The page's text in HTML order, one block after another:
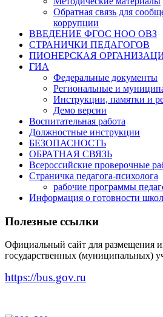
Обратная связь для
коррупции
ВВЕДЕНИЕ ФГОС НОО ОВЗ
СТРАНИЧКИ ПЕДАГОГОВ
ПИОНЕРСКАЯ
ГИА
Федеральные документы
Региональные и
Инструкции, памятки и
Демо версии
Воспитательная работа
Должностные инструкции
БЕЗОПАСНОСТЬ
ОБРАТНАЯ СВЯЗЬ
Всероссийские проверочные
Страничка педагога-психолога
рабочие программы
Информация о готовности
Полезные ссылки
Официальный сайт для размещения
государственных (муниципальных)
https://bus.gov.ru